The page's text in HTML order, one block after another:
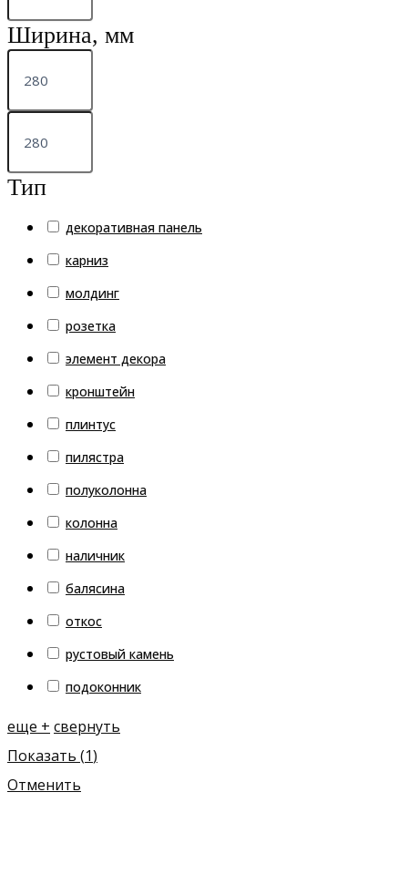
Ширина, мм
Тип
декоративная панель
карниз
молдинг
розетка
элемент декора
кронштейн
плинтус
пилястра
полуколонна
колонна
наличник
балясина
откос
рустовый камень
подоконник
еще + свернуть
Показать (1)
Отменить